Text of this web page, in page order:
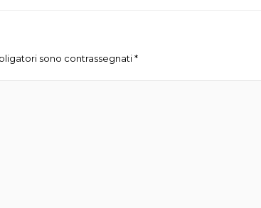
sono contrassegnati*